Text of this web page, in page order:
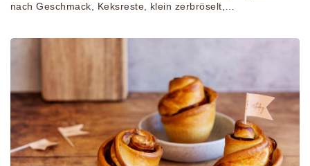
nach Geschmack, Keksreste, klein zerbröselt,